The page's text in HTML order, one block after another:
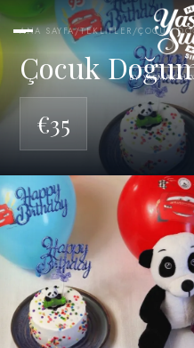
BY YASMAK
ANA SAYFA/TEKLIFLER /ÇOCUK
Çocuk
€35